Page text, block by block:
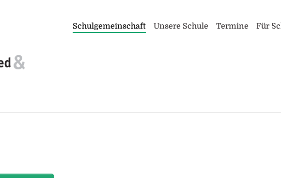
Schulgemeinschaft Unsere Schule Termine Für